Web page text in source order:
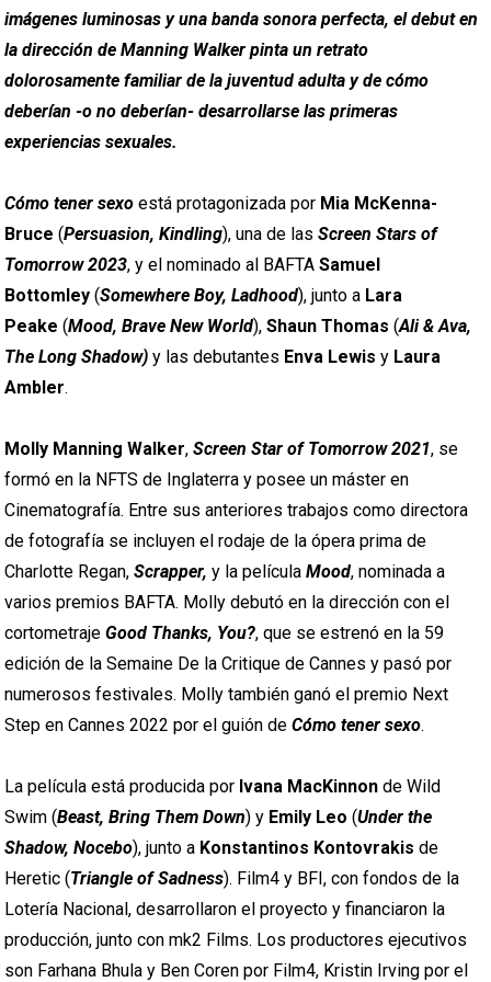
imágenes luminosas y una banda sonora perfecta, el debut en
la dirección de Manning Walker pinta un retrato
dolorosamente familiar de la juventud adulta y de cómo
deberían -o no deberían- desarrollarse las primeras
experiencias sexuales.
Cómo tener sexo está protagonizada por Mia McKenna-
Bruce (Persuasion, Kindling), una de lasScreen Stars of
Tomorrow 2023, y el nominado al BAFTASamuel
Bottomley (Somewhere Boy, Ladhood), junto a Lara
Peake (Mood, Brave New World),Shaun Thomas (Ali & Ava,
The Long Shadow) y las debutantes Enva Lewis y Laura
Ambler.
Molly Manning Walker,Screen Star of Tomorrow 2021, se
formó en la NFTS de Inglaterra y posee un máster en
Cinematografía. Entre sus anteriores trabajos como directora
de fotografía se incluyen el rodaje de la ópera prima de
Charlotte Regan,Scrapper, y la películaMood, nominada a
varios premios BAFTA. Molly debutó en la dirección con el
cortometrajeGood Thanks, You?, que se estrenó en la 59
edición de la Semaine De la Critique de Cannes y pasó por
numerosos festivales. Molly también ganó el premio Next
Step en Cannes 2022 por el guión deCómo tener sexo.
La película está producida por Ivana MacKinnon de Wild
Swim (Beast, Bring Them Down) y Emily Leo (Under the
Shadow, Nocebo), junto a Konstantinos Kontovrakis de
Heretic (Triangle of Sadness). Film4 y BFI, con fondos de la
Lotería Nacional, desarrollaron el proyecto y financiaron la
producción, junto con mk2 Films. Los productores ejecutivos
son Farhana Bhula y Ben Coren por Film4, Kristin Irving por el